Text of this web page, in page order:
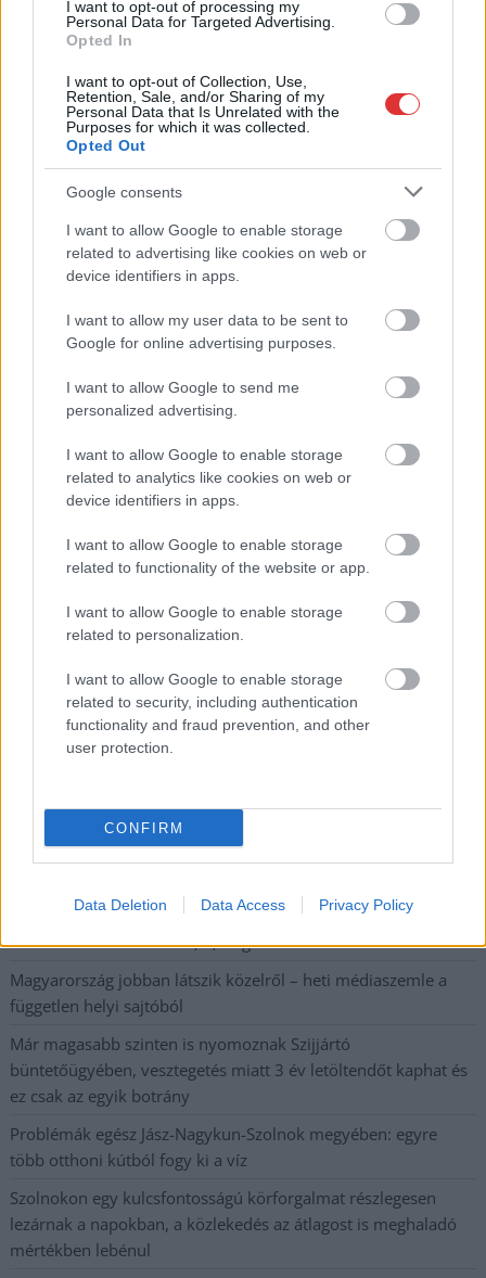
I want to opt-out of processing my
Personal Data for Targeted Advertising.
Opted In
I want to opt-out of Collection, Use,
Retention, Sale, and/or Sharing of my
Personal Data that Is Unrelated with the
Purposes for which it was collected.
Opted Out
Google consents
I want to allow Google to enable storage
related to advertising like cookies on web or
device identifiers in apps.
I want to allow my user data to be sent to
Google for online advertising purposes.
I want to allow Google to send me
personalized advertising.
I want to allow Google to enable storage
related to analytics like cookies on web or
device identifiers in apps.
I want to allow Google to enable storage
related to functionality of the website or app.
I want to allow Google to enable storage
related to personalization.
I want to allow Google to enable storage
related to security, including authentication
functionality and fraud prevention, and other
user protection.
CONFIRM
Data Deletion Data Access Privacy Policy
Hírlevél feliratkozás
Adja meg keresztnevét:
meg e-mail címét:
Megismertem és elfogadom aGDPR-szabályzat
Nem szeretne lemaradni semmiről? Csak egy kattintás, és hírlevelünk a
postaládájába érkezik!
A SZOL24 legfrissebb 24 cikke
A Tisza Párt Dr. Baka Andrást jelöli köztársasági elnöknek
fiú (VIDEÓVAL)
Hétfőn kezdik, csütörtökön végeznek – lezárás miatt
egyik Jász-Nagykun-Szolnok megyei vasútvonalon
Visszaszámlálás indul: -1, 0, Sziget!
Magyarország jobban látszik közelről – heti médiaszemle a
független helyi sajtóból
Már magasabb szinten is nyomoznak Szijjártó
büntetőügyében, vesztegetés miatt 3 év letöltendőt kaphat és
ez csak az egyik botrány
Problémák egész Jász-Nagykun-Szolnok megyében: egyre
több otthoni kútból fogy ki a víz
Szolnokon egy kulcsfontosságú körforgalmat részlegesen
lezárnak a napokban, a közlekedés az átlagost is meghaladó
mértékben lebénul